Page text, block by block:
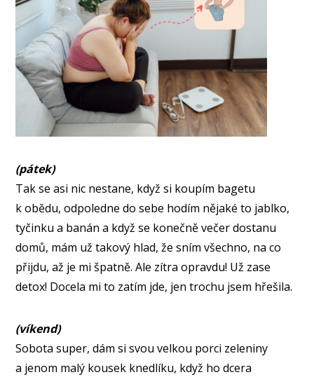
(pátek)
Tak se asi nic nestane, když si koupím bagetu
k obědu, odpoledne do sebe hodím nějaké to jablko,
tyčinku a banán a když se konečně večer dostanu
domů, mám už takový hlad, že sním všechno, na co
přijdu, až je mi špatně. Ale zítra opravdu! Už zase
detox! Docela mi to zatím jde, jen trochu jsem hřešila.
(víkend)
Sobota super, dám si svou velkou porci zeleniny
a jenom malý kousek knedlíku, když ho dcera